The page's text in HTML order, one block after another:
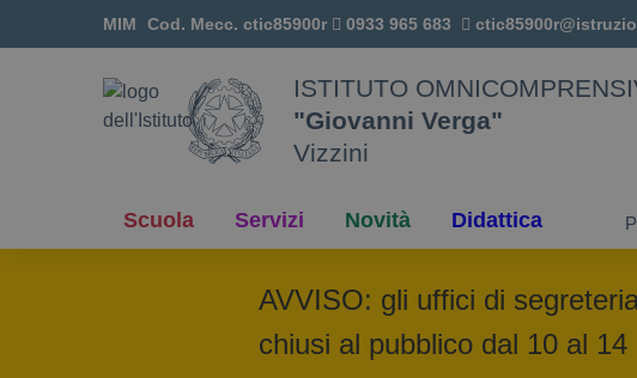
MIM Cod. Mecc. ctic85900r 0933 965 683
ISTITUTO
"Giovanni Verga"
Vizzini
Scuola Servizi Novità Didattica
AVVISO: gli uffici di
chiusi al pubblico dal 10 al